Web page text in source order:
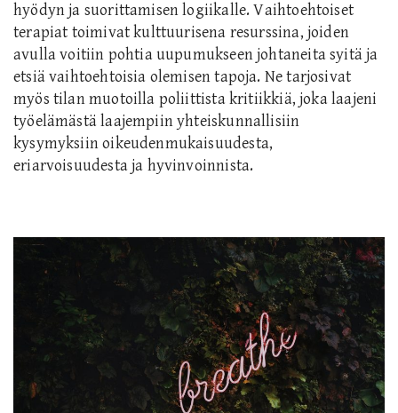
hyödyn ja suorittamisen logiikalle. Vaihtoehtoiset
terapiat toimivat kulttuurisena resurssina, joiden
avulla voitiin pohtia uupumukseen johtaneita syitä ja
etsiä vaihtoehtoisia olemisen tapoja. Ne tarjosivat
myös tilan muotoilla poliittista kritiikkiä, joka laajeni
työelämästä laajempiin yhteiskunnallisiin
kysymyksiin oikeudenmukaisuudesta,
eriarvoisuudesta ja hyvinvoinnista.